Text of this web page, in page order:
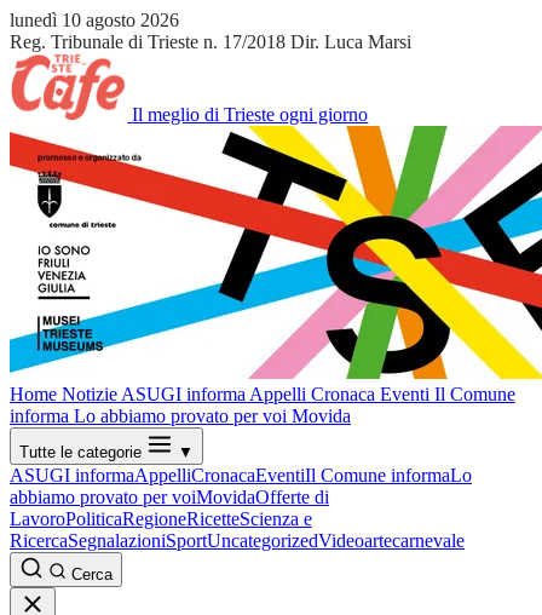
lunedì 10 agosto 2026
Reg. Tribunale di Trieste n. 17/2018 Dir. Luca Marsi
Il meglio di Trieste ogni giorno
Home Notizie ASUGI informa Appelli Cronaca Eventi Il Comune
informa Lo abbiamo provato per voi Movida
Tutte le categorie ▼
ASUGI informaAppelliCronacaEventiIl Comune informaLo
abbiamo provato per voiMovidaOfferte di
LavoroPoliticaRegioneRicetteScienza e
RicercaSegnalazioniSportUncategorizedVideoartecarnevale
Cerca